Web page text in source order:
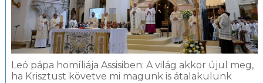
Leó pápa homíliája Assisiben: A világ akkor újul meg,
ha Krisztust követve mi magunk is átalakulunk